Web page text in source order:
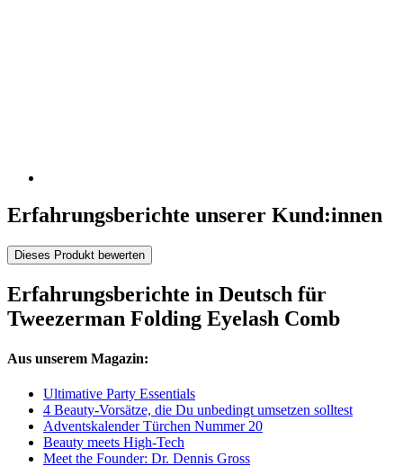
Erfahrungsberichte unserer Kund:innen
Dieses Produkt bewerten
Erfahrungsberichte in Deutsch für
Tweezerman Folding Eyelash Comb
Aus unserem Magazin:
Ultimative Party Essentials
4 Beauty-Vorsätze, die Du unbedingt umsetzen solltest
Adventskalender Türchen Nummer 20
Beauty meets High-Tech
Meet the Founder: Dr. Dennis Gross